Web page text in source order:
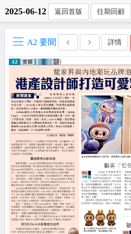
2025-06-12 返回首版 往期回顧
A2 要聞 詳情